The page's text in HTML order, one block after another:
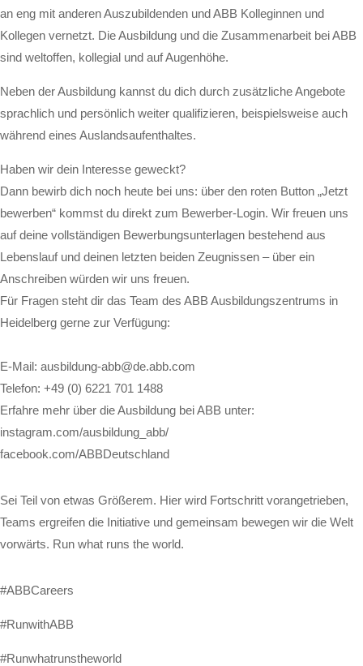
an eng mit anderen Auszubildenden und ABB Kolleginnen und
Kollegen vernetzt. Die Ausbildung und die Zusammenarbeit bei ABB
sind weltoffen, kollegial und auf Augenhöhe.
Neben der Ausbildung kannst du dich durch zusätzliche Angebote
sprachlich und persönlich weiter qualifizieren, beispielsweise auch
während eines Auslandsaufenthaltes.
Haben wir dein Interesse geweckt?
Dann bewirb dich noch heute bei uns: über den roten Button „Jetzt
bewerben“ kommst du direkt zum Bewerber-Login. Wir freuen uns
auf deine vollständigen Bewerbungsunterlagen bestehend aus
Lebenslauf und deinen letzten beiden Zeugnissen – über ein
Anschreiben würden wir uns freuen.
Für Fragen steht dir das Team des ABB Ausbildungszentrums in
Heidelberg gerne zur Verfügung:
E-Mail: ausbildung-abb@de.abb.com
Telefon: +49 (0) 6221 701 1488
Erfahre mehr über die Ausbildung bei ABB unter:
instagram.com/ausbildung_abb/
facebook.com/ABBDeutschland
Sei Teil von etwas Größerem. Hier wird Fortschritt vorangetrieben,
Teams ergreifen die Initiative und gemeinsam bewegen wir die Welt
vorwärts. Run what runs the world.
#ABBCareers
#RunwithABB
#Runwhatrunstheworld